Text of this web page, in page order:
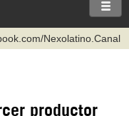
Nexolatino.Canal
productor